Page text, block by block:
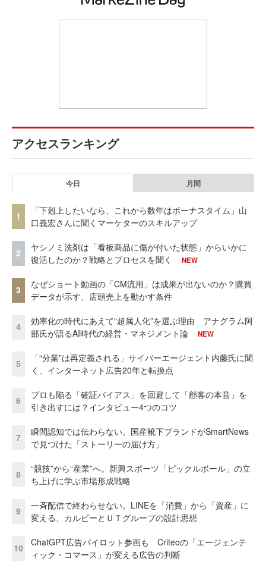
アクセスランキング
今日 月間
1
「下剋上したいなら、これから数年はボーナスタイム」山
口義宏さんに聞くマーケターのスキルアップ
2
ヤシノミ洗剤は「看板商品に傷が付いた状態」からいかに
復活したのか？戦略とプロセスを聞く
NEW
3
なぜショート動画の「CM流用」は成果が出ないのか？購買
データが示す、店頭売上を動かす条件
4
効率化の時代にあえて“超属人化”を選ぶ理由 アナグラム阿
部氏が語るAI時代の経営・マネジメント論
NEW
5
「“分業”は再定義される」サイバーエージェント内藤氏に聞
く、インターネット広告20年と転換点
6
プロも陥る「確証バイアス」を回避して「顧客の本音」を
引き出すには？インタビュー4つのコツ
7
瞬間認知では伝わらない。国産靴下ブランドがSmartNews
で見つけた「ストーリーの届け方」
8
“競技”から“産業”へ。新興スポーツ「ピックルボール」の立
ち上げに学ぶ市場形成戦略
9
一斉配信で終わらせない。LINEを「消費」から「資産」に
変える、カルビーとＵＴグループの設計思想
10
ChatGPT広告パイロット参画も Criteoの「エージェンテ
ィック・コマース」が変える広告の判断